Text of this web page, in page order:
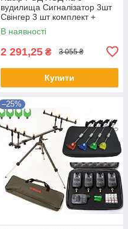
вудилища Сигналізатор 3шт
Свінгер 3 шт комплект +
чохол
В наявності
2 291,25 ₴ 3 055 ₴
Купити
–25%